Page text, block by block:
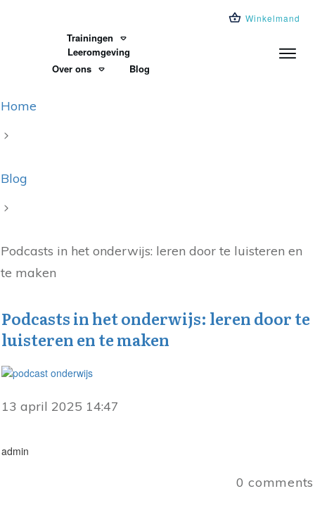
Winkelmand
Trainingen
Leeromgeving
Over ons
Blog
Home
Blog
Podcasts in het onderwijs: leren door te luisteren en
te maken
Podcasts in het onderwijs: leren door te
luisteren en te maken
13 april 2025 14:47
admin
0 comments